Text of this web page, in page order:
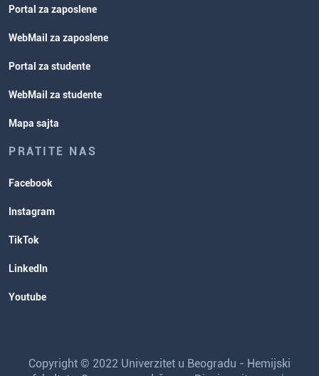
Portal za zaposlene
WebMail za zaposlene
Portal za studente
WebMail za studente
Mapa sajta
PRATITE NAS
Facebook
Instagram
TikTok
LinkedIn
Youtube
Copyright © 2022 Univerzitet u Beogradu - Hemijski